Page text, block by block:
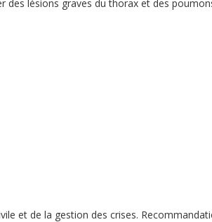
des lésions graves du thorax et des
et de la gestion des crises.